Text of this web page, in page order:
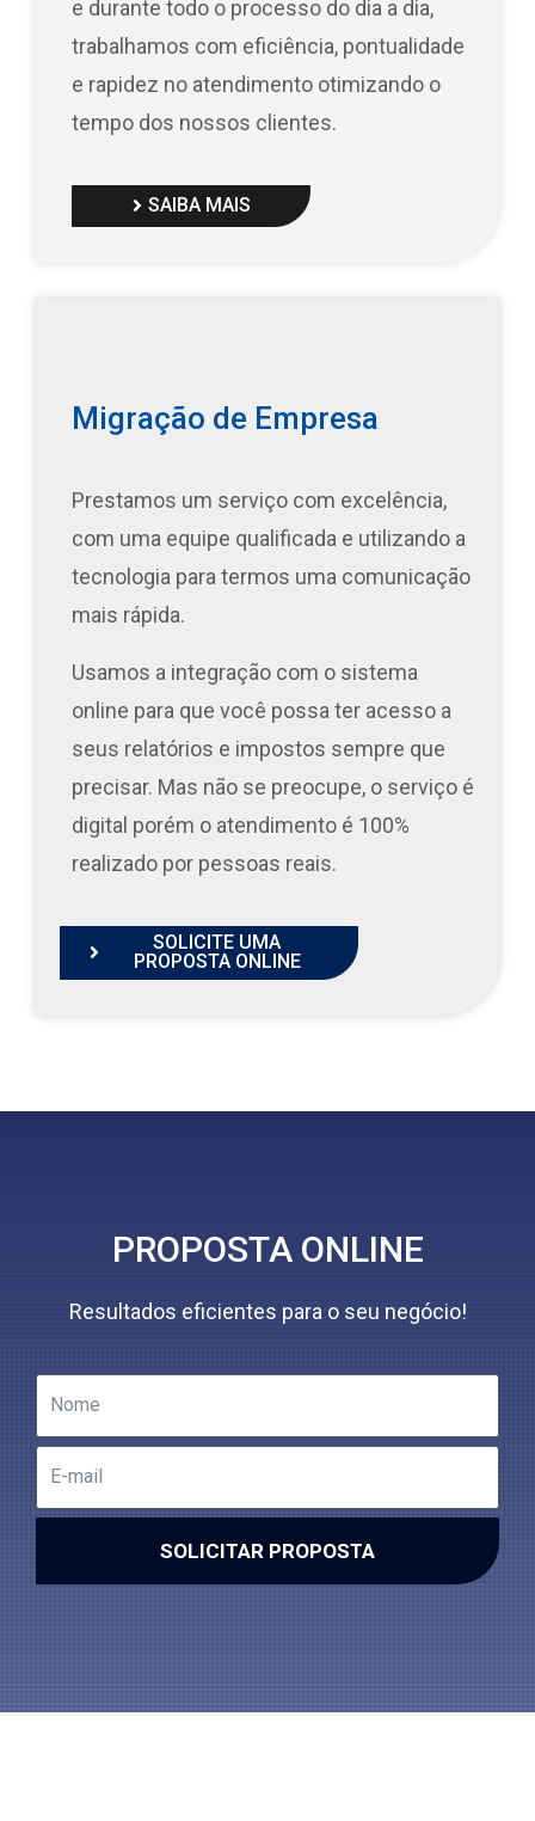
e durante todo o processo do dia a dia,
trabalhamos com eficiência, pontualidade
e rapidez no atendimento otimizando o
tempo dos nossos clientes.
SAIBA MAIS
Migração de Empresa
Prestamos um serviço com excelência,
com uma equipe qualificada e utilizando a
tecnologia para termos uma comunicação
mais rápida.
Usamos a integração com o sistema
online para que você possa ter acesso a
seus relatórios e impostos sempre que
precisar. Mas não se preocupe, o serviço é
digital porém o atendimento é 100%
realizado por pessoas reais.
SOLICITE UMA
PROPOSTA ONLINE
PROPOSTA ONLINE
Resultados eficientes para o seu negócio!
SOLICITAR PROPOSTA